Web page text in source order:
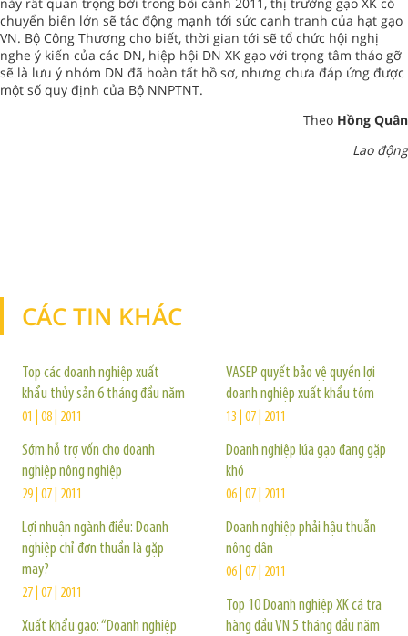
chuyển biến lớn sẽ tác động mạnh tới sức cạnh tranh của hạt gạo
VN. Bộ Công Thương cho biết, thời gian tới sẽ tổ chức hội nghị
nghe ý kiến của các DN, hiệp hội DN XK gạo với trọng tâm tháo gỡ
sẽ là lưu ý nhóm DN đã hoàn tất hồ sơ, nhưng chưa đáp ứng được
một số quy định của Bộ NNPTNT.
Theo Hồng Quân
Lao động
CÁC TIN KHÁC
Top các doanh nghiệp xuất
khẩu thủy sản 6 tháng đầu năm
01 | 08 | 2011
Sớm hỗ trợ vốn cho doanh
nghiệp nông nghiệp
29 | 07 | 2011
Lợi nhuận ngành điều: Doanh
nghiệp chỉ đơn thuần là gặp
may?
27 | 07 | 2011
Xuất khẩu gạo: “Doanh nghiệp
VASEP quyết bảo vệ quyền lợi
doanh nghiệp xuất khẩu tôm
13 | 07 | 2011
Doanh nghiệp lúa gạo đang gặp
khó
06 | 07 | 2011
Doanh nghiệp phải hậu thuẫn
nông dân
06 | 07 | 2011
Top 10 Doanh nghiệp XK cá tra
hàng đầu VN 5 tháng đầu năm